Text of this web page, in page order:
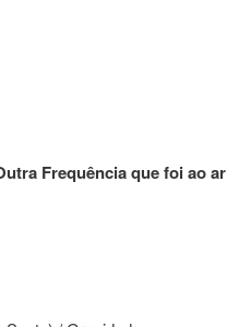
Frequência que foi ao ar